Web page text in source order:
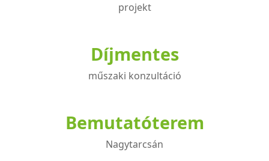
projekt
Díjmentes
műszaki konzultáció
Bemutatóterem
Nagytarcsán